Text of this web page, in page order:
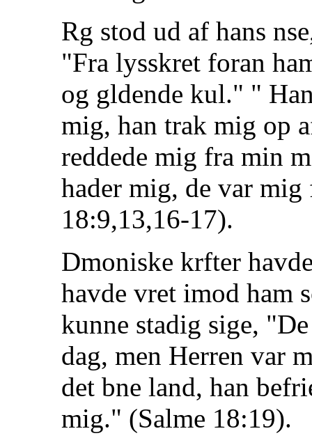
Rg stod ud af hans
"Fra lysskret foran
og gldende kul." "
mig, han trak mig op
reddede mig fra min
hader mig, de var
18:9,13,16-17).
Dmoniske krfter
havde vret imod ham
kunne stadig sige,
dag, men Herren var
det bne land, han
mig." (Salme 18:19).